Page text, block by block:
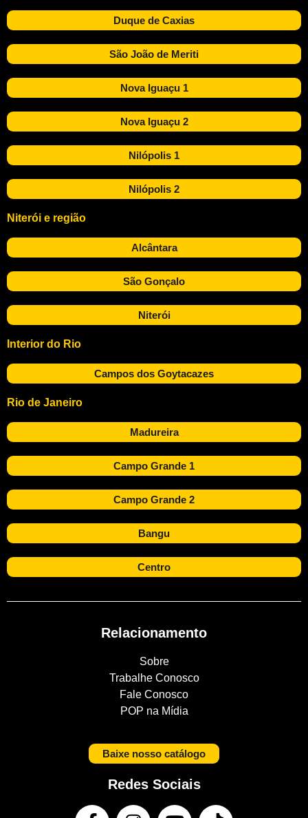
Duque de Caxias
São João de Meriti
Nova Iguaçu 1
Nova Iguaçu 2
Nilópolis 1
Nilópolis 2
Niterói e região
Alcântara
São Gonçalo
Niterói
Interior do Rio
Campos dos Goytacazes
Rio de Janeiro
Madureira
Campo Grande 1
Campo Grande 2
Bangu
Centro
Relacionamento
Sobre
Trabalhe Conosco
Fale Conosco
POP na Mídia
Baixe nosso catálogo
Redes Sociais